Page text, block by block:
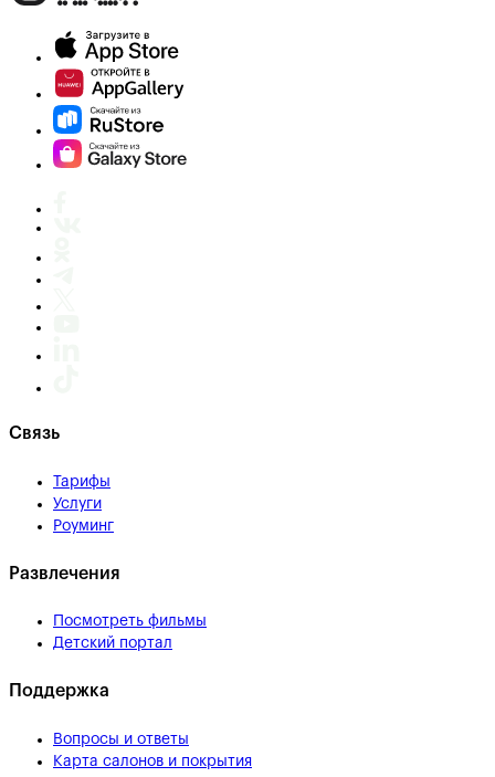
Связь
Тарифы
Услуги
Роуминг
Развлечения
Посмотреть фильмы
Детский портал
Поддержка
Вопросы и ответы
Карта салонов и покрытия